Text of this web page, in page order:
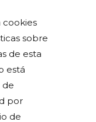
cookies
sobre
de esta
está
de
por
de